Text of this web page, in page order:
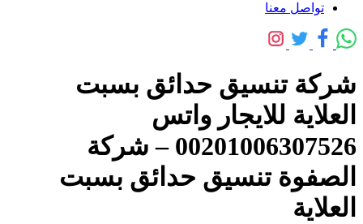
تواصل معنا
شركة تنسيق حدائق بسبت
العلاية للايجار واتس
00201006307526 – شركة
الصفوة تنسيق حدائق بسبت
العلاية